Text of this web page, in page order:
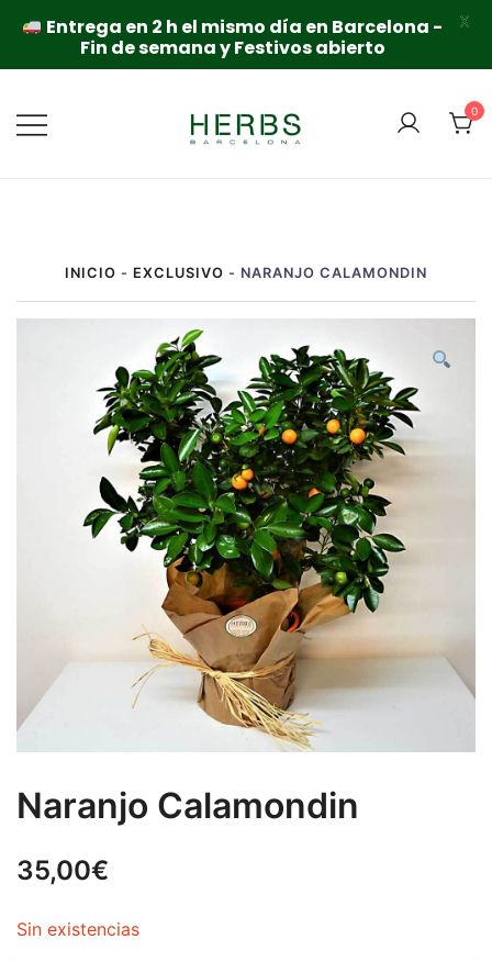
contenido
0
INICIO - EXCLUSIVO - NARANJO CALAMONDIN
Naranjo Calamondin
35,00€
Sin existencias
Entrega en 2 h el mismo día en Barcelona -
Fin de semana y Festivos abierto
X